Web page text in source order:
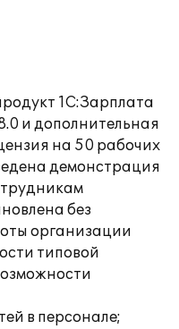
1С:Зарплата
и дополнительная
на 50 рабочих
демонстрация
без
организации
типовой
в персонале;